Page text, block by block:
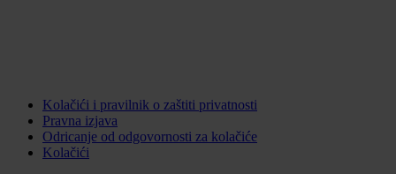
Kolačići i pravilnik o zaštiti privatnosti
Pravna izjava
Odricanje od odgovornosti za kolačiće
Kolačići